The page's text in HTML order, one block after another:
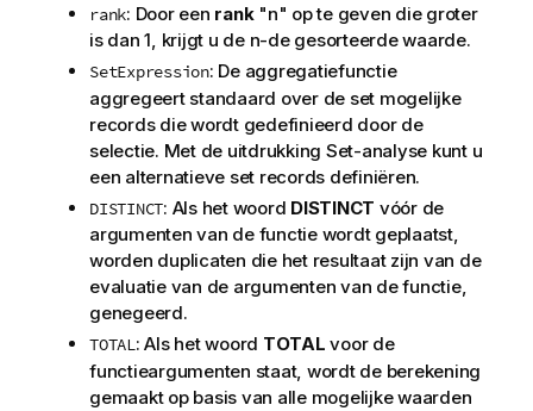
rank: Door een rank"n" op te geven die groter
is dan 1, krijgt u de n-de gesorteerde waarde.
SetExpression: De aggregatiefunctie
aggregeert standaard over de set mogelijke
records die wordt gedefinieerd door de
selectie. Met de uitdrukking Set-analyse kunt u
een alternatieve set records definiëren.
DISTINCT: Als het woord DISTINCT vóór de
argumenten van de functie wordt geplaatst,
worden duplicaten die het resultaat zijn van de
evaluatie van de argumenten van de functie,
genegeerd.
TOTAL: Als het woord TOTAL voor de
functieargumenten staat, wordt de berekening
gemaakt op basis van alle mogelijke waarden